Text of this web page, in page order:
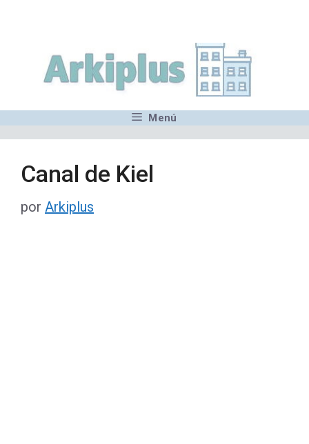
contenido
Menú
Canal de Kiel
por Arkiplus